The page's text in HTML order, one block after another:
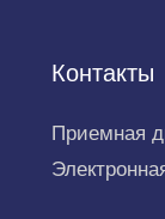
Контакты
Приемная